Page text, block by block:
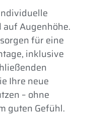
Augenhöhe.
für eine
inklusive
Ihre neue
– ohne
guten Gefühl.